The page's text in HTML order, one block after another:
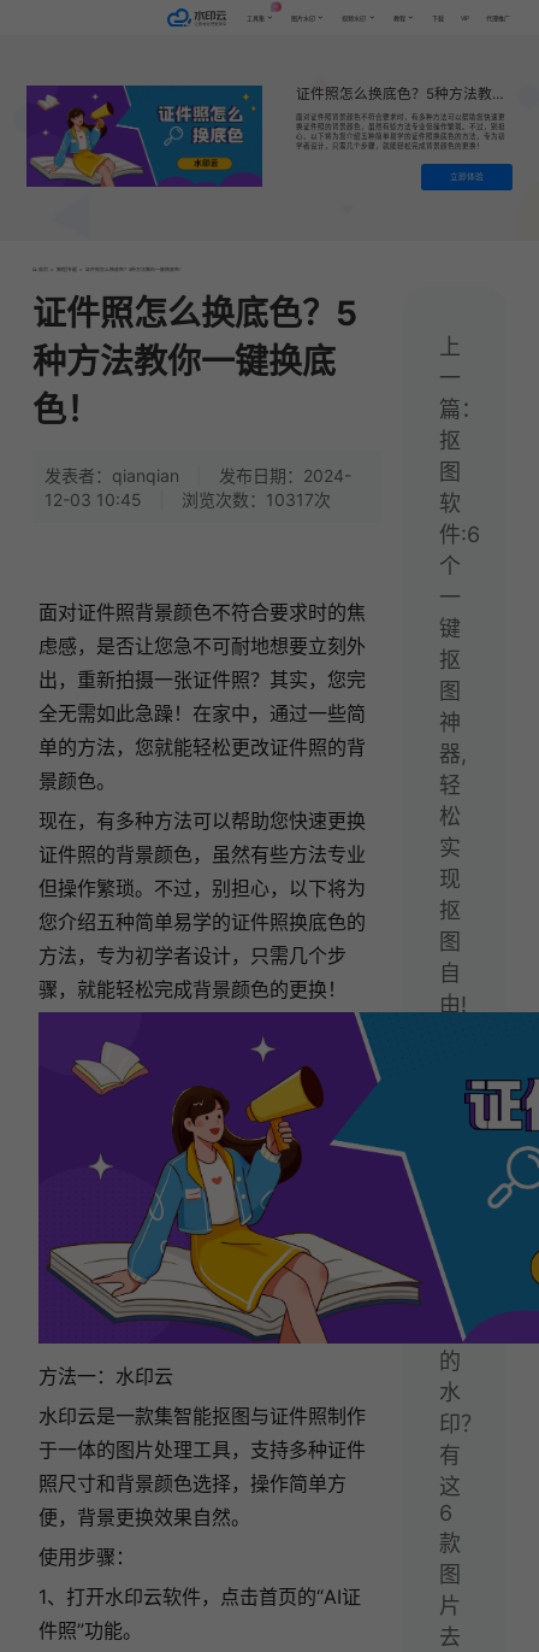
工具集 图片水印 视频水印 教程 下载 VIP 代理推广
证件照怎么换底色？5种方法教你一键换底色！
面对证件照背景颜色不符合要求时，有多种方法可以帮助您快速更
换证件照的背景颜色，虽然有些方法专业但操作繁琐。不过，别担
心，以下将为您介绍五种简单易学的证件照换底色的方法，专为初
学者设计，只需几个步骤，就能轻松完成背景颜色的更换！
立即体验
首页 > 教程|专题 > 证件照怎么换底色？5种方法教你一键换底色！
证件照怎么换底色？5
种方法教你一键换底
色！
发表者：qianqian
发布日期：2024-
12-03 10:45
浏览次数：10317次
面对证件照背景颜色不符合要求时的焦
虑感，是否让您急不可耐地想要立刻外
出，重新拍摄一张证件照？其实，您完
全无需如此急躁！在家中，通过一些简
单的方法，您就能轻松更改证件照的背
景颜色。
现在，有多种方法可以帮助您快速更换
证件照的背景颜色，虽然有些方法专业
但操作繁琐。不过，别担心，以下将为
您介绍五种简单易学的证件照换底色的
方法，专为初学者设计，只需几个步
骤，就能轻松完成背景颜色的更换！
方法一：水印云
水印云是一款集智能抠图与证件照制作
于一体的图片处理工具，支持多种证件
照尺寸和背景颜色选择，操作简单方
便，背景更换效果自然。
使用步骤：
1、打开水印云软件，点击首页的“AI证
件照”功能。
上
一
篇：
抠
图
软
件:6
个
一
键
抠
图
神
器,
轻
松
实
现
抠
图
自
由!
篇：
图
片
上
的
水
印？
有
这
6
款
图
片
去